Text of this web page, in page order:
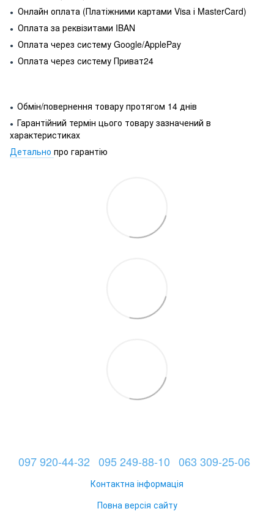
● Онлайн оплата (Платіжними картами Visa і MasterCard)
● Оплата за реквізитами IBAN
● Оплата через систему Google/ApplePay
● Оплата через систему Приват24
● Обмін/повернення товару протягом 14 днів
● Гарантійний термін цього товару зазначений в
характеристиках
Детально про гарантію
097 920-44-32 095 249-88-10 063 309-25-06
Контактна інформація
Повна версія сайту